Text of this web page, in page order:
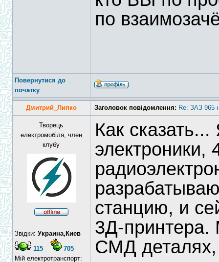
по
Повернутися до
початку
Дмитрий_Липко Заголовок повідомлення: Re: ЗАЗ 965
Творець
електромобіля, член
клубу
Звідки: Украина,Киев
115
705
Мій електротранспорт:
Как
электроники,
станцию, и
3Д-принтера.
СМД